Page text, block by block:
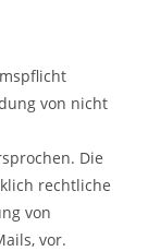
von nicht
Die
rechtliche
von
vor.